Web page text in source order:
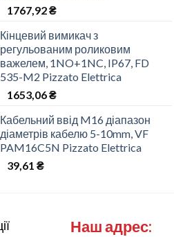
1767,92₴
Кінцевий вимикач з
регульованим роликовим
важелем, 1NO+1NC, IP67, FD
535-M2 Pizzato Elettrica
1653,06₴
Кабельний ввід M16 діапазон
діаметрів кабелю 5-10mm, VF
PAM16C5N Pizzato Elettrica
39,61₴
Наш адрес: